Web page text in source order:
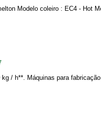
Modelo coleiro : EC4 - Hot
/ h**. Máquinas para